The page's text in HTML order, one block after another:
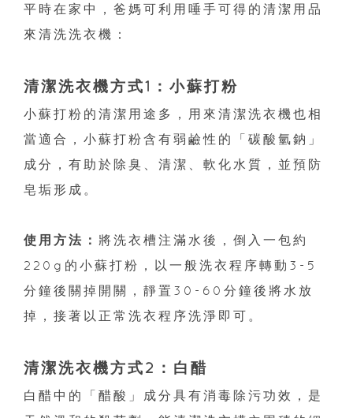
平時在家中，爸媽可利用唾手可得的清潔用品
來清洗洗衣機：
清潔洗衣機方式1：小蘇打粉
小蘇打粉的清潔用途多，用來清潔洗衣機也相
當適合，小蘇打粉含有弱鹼性的「碳酸氫鈉」
成分，有助於除臭、清潔、軟化水質，並預防
皂垢形成。
使用方法： 將洗衣槽注滿水後，倒入一包約
220g的小蘇打粉，以一般洗衣程序轉動3-5
分鐘後關掉開關，靜置30-60分鐘後將水放
掉，接著以正常洗衣程序洗淨即可。
清潔洗衣機方式2：白醋
白醋中的「醋酸」成分具有消毒除污功效，是